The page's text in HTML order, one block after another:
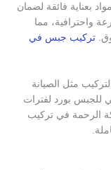
بعناية فائقة لضمان
واحترافية، مما
تركيب جبس في
مثل الصيانة
للجبس بورد لفترات
الرحمة في تركيب